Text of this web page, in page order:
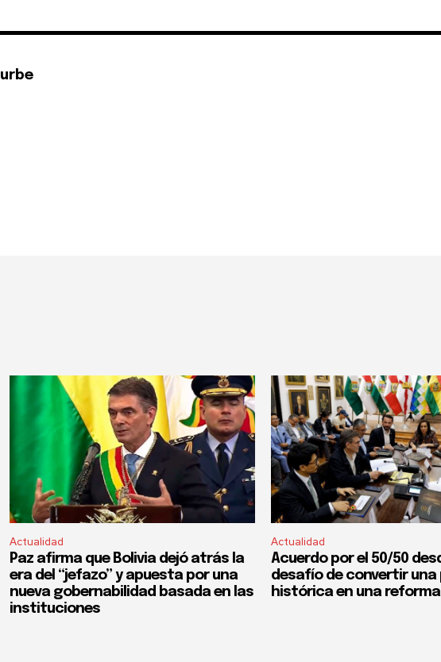
urbe
Actualidad
Paz afirma que Bolivia dejó atrás la
era del “jefazo” y apuesta por una
nueva gobernabilidad basada en las
instituciones
Actualidad
Acuerdo por el 50/50
desafío de convertir una
histórica en una